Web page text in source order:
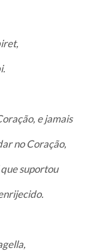
e jamais
no Coração,
suportou